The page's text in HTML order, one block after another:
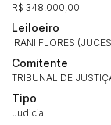
R$ 348.000,00
Leiloeiro
IRANI FLORES
Comitente
TRIBUNAL DE
Tipo
Judicial